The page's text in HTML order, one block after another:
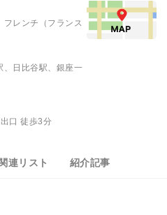
フレンチ（フランス
、日比谷駅、銀座一
口 徒歩3分
関連リスト 紹介記事